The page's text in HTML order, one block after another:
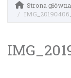
Strona główna